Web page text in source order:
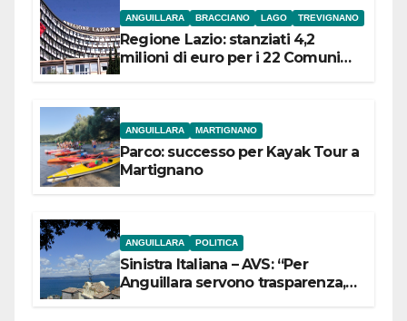
ANGUILLARA BRACCIANO LAGO TREVIGNANO
Regione Lazio: stanziati 4,2
milioni di euro per i 22 Comuni
ANGUILLARA MARTIGNANO
Parco: successo per Kayak Tour a
Martignano
ANGUILLARA POLITICA
Sinistra Italiana – AVS: “Per
Anguillara servono trasparenza,